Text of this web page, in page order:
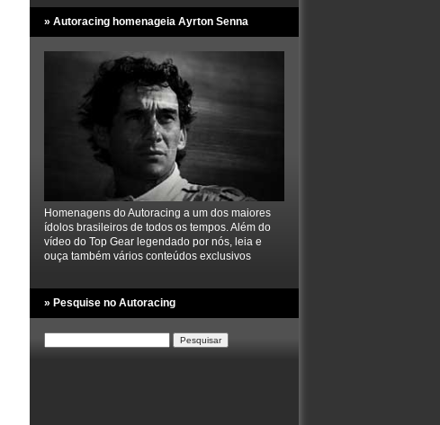
» Autoracing homenageia Ayrton Senna
Homenagens do Autoracing a um dos maiores
ídolos brasileiros de todos os tempos. Além do
vídeo do Top Gear legendado por nós, leia e
ouça também vários conteúdos exclusivos
» Pesquise no Autoracing
Pesquisar
por: